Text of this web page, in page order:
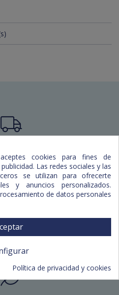
de reparto
en Mallorca, Menorca e
cookies para fines de
Las redes sociales y las
se utilizan para ofrecerte
y anuncios personalizados.
de datos personales
Política de privacidad y cookies